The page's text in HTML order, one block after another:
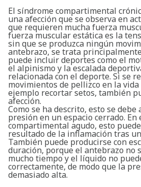
El síndrome compartimental
una afección que se observa en
que requieren mucha fuerza
fuerza muscular estática es la
sin que se produzca ningún
antebrazo, se trata
puede incluir deportes como el
el alpinismo y la escalada
relacionada con el deporte. Si se
movimientos de pellizco en la
ejemplo recortar setos, también
afección.
Como se ha descrito, esto se debe
presión en un espacio cerrado. En
compartimental agudo, esto
resultado de la inflamación tras
También puede producirse con
duración, porque el antebrazo no
mucho tiempo y el líquido no
correctamente, de modo que la
demasiado alta.